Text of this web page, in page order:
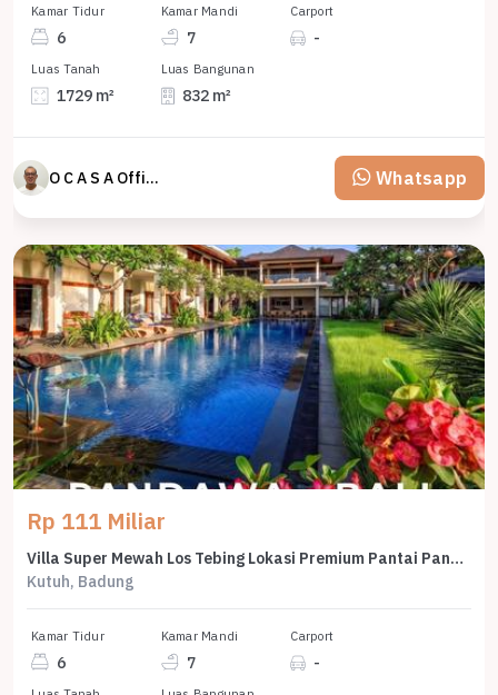
Kamar Tidur
6
Kamar Mandi
7
Carport
-
Luas Tanah
1729 m²
Luas Bangunan
832 m²
O C A S A Official property perfected Whatsapp
Rp 111 Miliar
Villa Super Mewah Los Tebing Lokasi Premium Pantai Pandawa Bali
Kutuh, Badung
Kamar Tidur
6
Kamar Mandi
7
Carport
-